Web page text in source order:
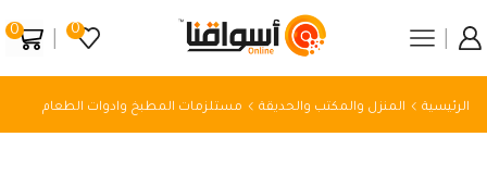
0
0
الرئيسية المنزل والمكتب والحديقة مستلزمات المطبخ وادوات الطعام